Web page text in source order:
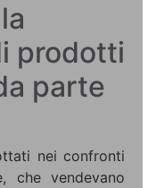
prodotti
parte
nei confronti
che vendevano